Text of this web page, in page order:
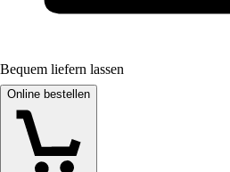
Bequem liefern lassen
Online bestellen